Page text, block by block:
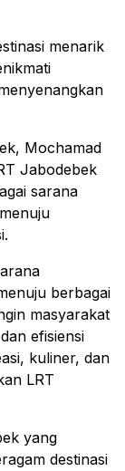
menarik
Mochamad
Jabodebek
sarana
berbagai
masyarakat
efisiensi
kuliner, dan
LRT
yang
destinasi